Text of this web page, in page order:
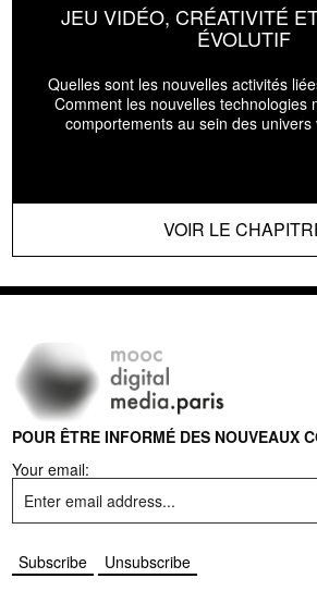
JEU VIDÉO, CRÉATIVITÉ
ÉVOLUTIF
Quelles sont les nouvelles activités
Comment les nouvelles technologies
comportements au sein des univers
VOIR LE
POUR ÊTRE INFORMÉ DES NOUVEAUX
Your email: